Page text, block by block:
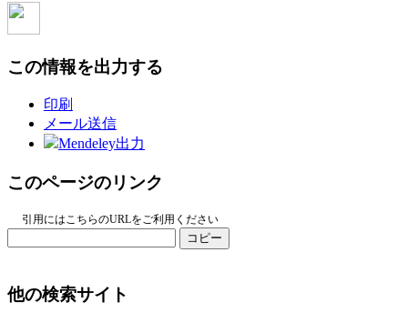
この情報を出力する
印刷
メール送信
Mendeley出力
このページのリンク
引用にはこちらのURLをご利用ください
コピー
他の検索サイト